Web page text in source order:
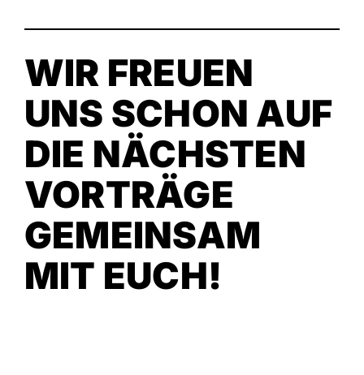
WIR FREUEN
UNS SCHON AUF
DIE NÄCHSTEN
VORTRÄGE
GEMEINSAM
MIT EUCH!